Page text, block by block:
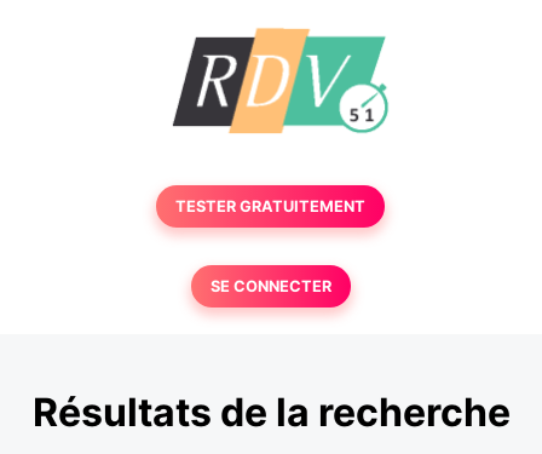
TESTER GRATUITEMENT
SE CONNECTER
Résultats de la recherche